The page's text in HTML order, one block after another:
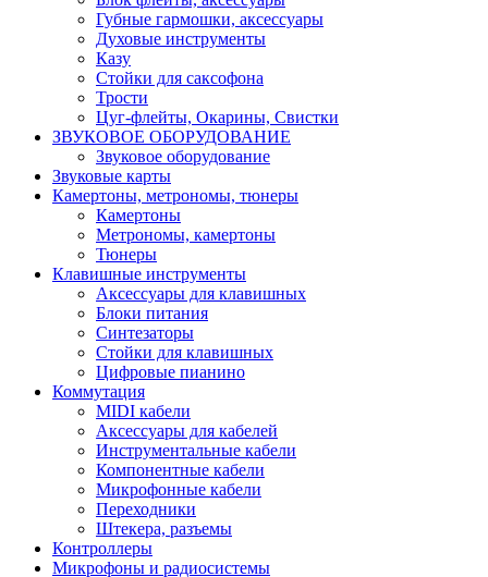
Губные гармошки, аксессуары
Духовые инструменты
Казу
Стойки для саксофона
Трости
Цуг-флейты, Окарины, Свистки
ЗВУКОВОЕ ОБОРУДОВАНИЕ
Звуковое оборудование
Звуковые карты
Камертоны, метрономы, тюнеры
Камертоны
Метрономы, камертоны
Тюнеры
Клавишные инструменты
Аксессуары для клавишных
Блоки питания
Синтезаторы
Стойки для клавишных
Цифровые пианино
Коммутация
MIDI кабели
Аксессуары для кабелей
Инструментальные кабели
Компонентные кабели
Микрофонные кабели
Переходники
Штекера, разъемы
Контроллеры
Микрофоны и радиосистемы